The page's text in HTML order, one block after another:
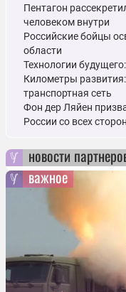
Пентагон
человеком внутри
Российские бойцы
области
Технологии
Километры
транспортная сеть
Фон дер Ляйен
России со всех сторон
новости
важное